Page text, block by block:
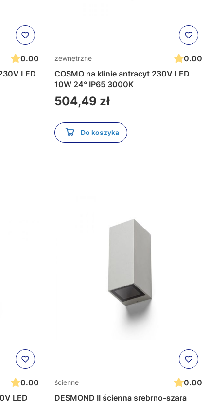
0.00
zewnętrzne
0.00
COSMO na klinie antracyt 230V LED
10W 24° IP65 3000K
Cena
504,49 zł
Do koszyka
0.00
ścienne
0.00
DESMOND II ścienna srebrno-szara